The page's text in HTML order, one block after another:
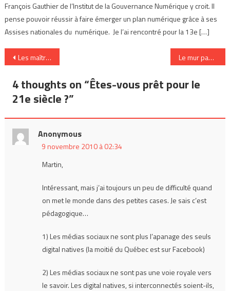
François Gauthier de l’Institut de la Gouvernance Numérique y croit. Il
pense pouvoir réussir à faire émerger un plan numérique grâce à ses
Assises nationales du numérique. Je l’ai rencontré pour la 13e […]
Navigation
de
l’article
Les maîtres à l’époque des blogues Le mur payant du Times confirme la « commodité » de l’information
4 thoughts on “Êtes-vous prêt pour le
21e siècle ?”
Anonymous
9 novembre 2010 à 02:34
Martin,
Intéressant, mais j’ai toujours un peu de difficulté quand
on met le monde dans des petites cases. Je sais c’est
pédagogique…
1) Les médias sociaux ne sont plus l’apanage des seuls
digital natives (la moitié du Québec est sur Facebook)
2) Les médias sociaux ne sont pas une voie royale vers
le savoir. Les digital natives, si interconnectés soient-ils,